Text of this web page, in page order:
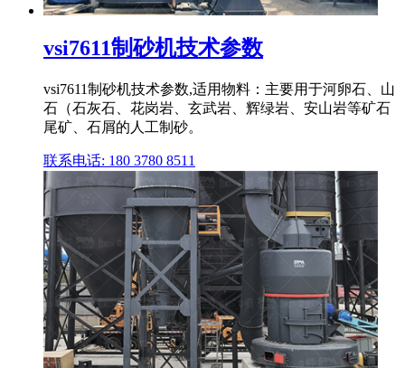
vsi7611制砂机技术参数
vsi7611制砂机技术参数,适用物料：主要用于河卵石、山
石（石灰石、花岗岩、玄武岩、辉绿岩、安山岩等矿石
尾矿、石屑的人工制砂。
联系电话: 180 3780 8511